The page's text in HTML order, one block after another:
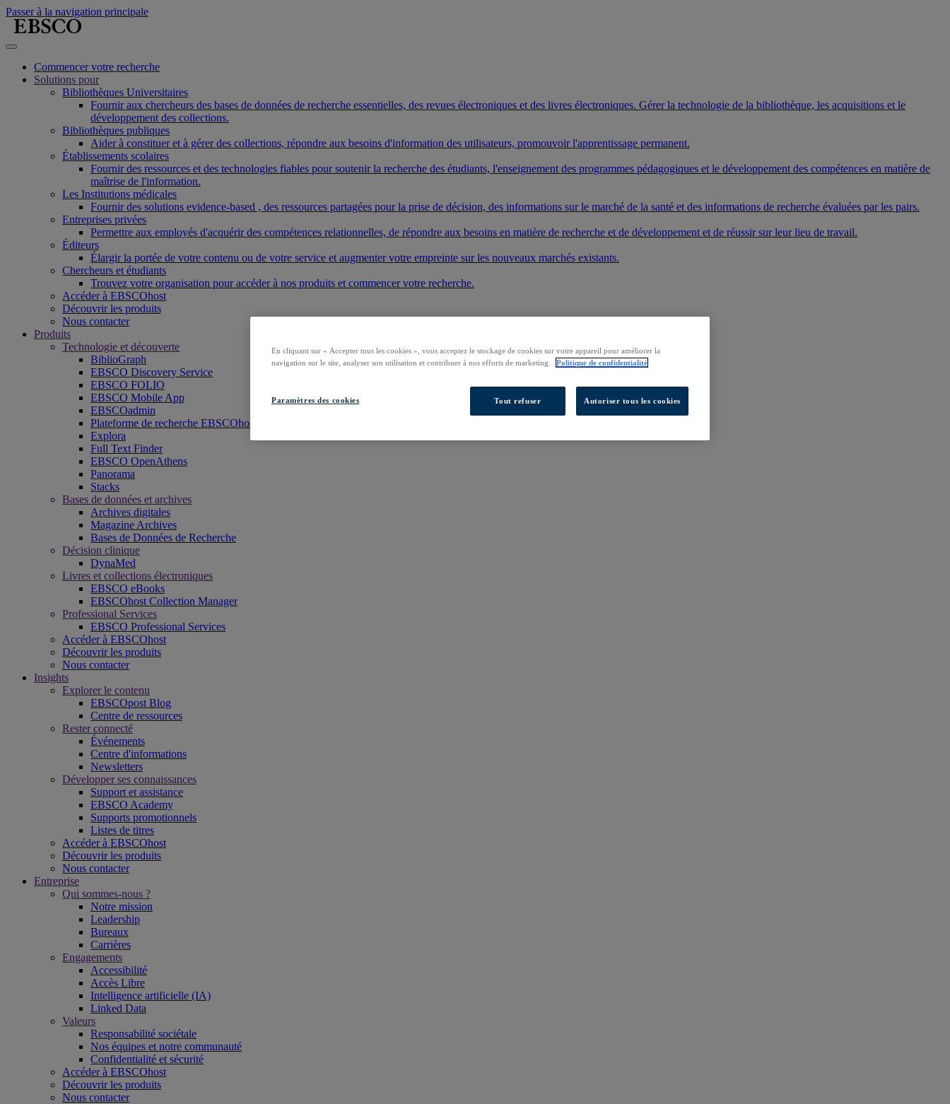
Passer à la navigation principale
Commencer votre recherche
Solutions pour
Bibliothèques Universitaires
Fournir aux chercheurs des bases de données de recherche essentielles, des revues électroniques et des livres électroniques. Gérer la technologie de la bibliothèque, les acquisitions et le
développement des collections.
Bibliothèques publiques
Aider à constituer et à gérer des collections, répondre aux besoins d'information des utilisateurs, promouvoir l'apprentissage permanent.
Établissements scolaires
Fournir des ressources et des technologies fiables pour soutenir la recherche des étudiants, l'enseignement des programmes pédagogiques et le développement des compétences en matière de
maîtrise de l'information.
Les Institutions médicales
Fournir des solutions evidence-based , des ressources partagées pour la prise de décision, des informations sur le marché de la santé et des informations de recherche évaluées par les pairs.
Entreprises privées
Permettre aux employés d'acquérir des compétences relationnelles, de répondre aux besoins en matière de recherche et de développement et de réussir sur leur lieu de travail.
Éditeurs
Élargir la portée de votre contenu ou de votre service et augmenter votre empreinte sur les nouveaux marchés existants.
Chercheurs et étudiants
Trouvez votre organisation pour accéder à nos produits et commencer votre recherche.
Accéder à EBSCOhost
Découvrir les produits
Nous contacter
Produits
Technologie et découverte
BiblioGraph
EBSCO Discovery Service
EBSCO FOLIO
EBSCO Mobile App
EBSCOadmin
Plateforme de recherche EBSCOhost
Explora
Full Text Finder
EBSCO OpenAthens
Panorama
Stacks
Bases de données et archives
Archives digitales
Magazine Archives
Bases de Données de Recherche
Décision clinique
DynaMed
Livres et collections électroniques
EBSCO eBooks
EBSCOhost Collection Manager
Professional Services
EBSCO Professional Services
Accéder à EBSCOhost
Découvrir les produits
Nous contacter
Insights
Explorer le contenu
EBSCOpost Blog
Centre de ressources
Rester connecté
Événements
Centre d'informations
Newsletters
Développer ses connaissances
Support et assistance
EBSCO Academy
Supports promotionnels
Listes de titres
Accéder à EBSCOhost
Découvrir les produits
Nous contacter
Entreprise
Qui sommes-nous ?
Notre mission
Leadership
Bureaux
Carrières
Engagements
Accessibilité
Accès Libre
Intelligence artificielle (IA)
Linked Data
Valeurs
Responsabilité sociétale
Nos équipes et notre communauté
Confidentialité et sécurité
Accéder à EBSCOhost
Découvrir les produits
Nous contacter
En cliquant sur « Accepter tous les cookies », vous acceptez le stockage de cookies sur votre appareil pour améliorer la
navigation sur le site, analyser son utilisation et contribuer à nos efforts de marketing.
Politique de confidentialité
Paramètres des cookies Tout refuser Autoriser tous les cookies